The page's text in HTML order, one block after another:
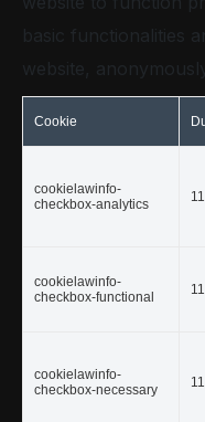
basic functionalities
website,
Cookie
cookielawinfo-
checkbox-analytics
cookielawinfo-
checkbox-functional
cookielawinfo-
checkbox-necessary